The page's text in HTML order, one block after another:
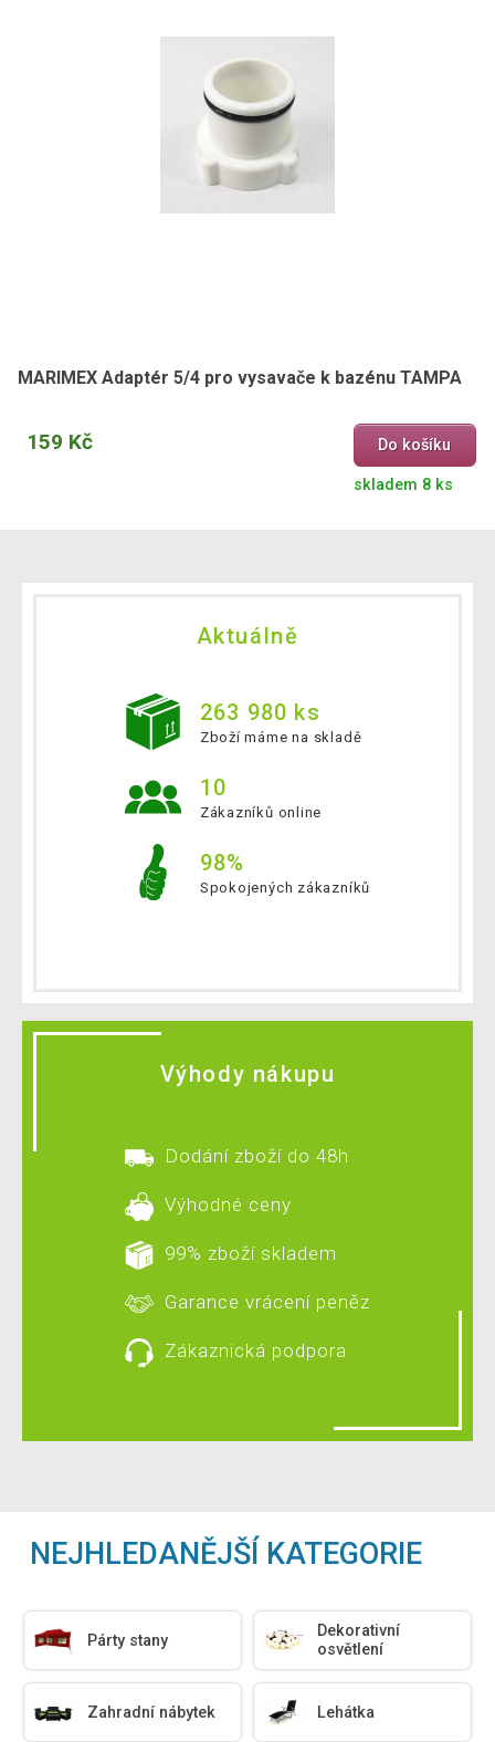
MARIMEX Adaptér 5/4 pro vysavače k bazénu TAMPA
159 Kč Do košíku
skladem 8 ks
Aktuálně
263 980 ks
Zboží máme na skladě
10
Zákazníků online
98%
Spokojených zákazníků
Výhody nákupu
Dodání zboží do 48h
Výhodné ceny
99% zboží skladem
Garance vrácení peněz
Zákaznická podpora
NEJHLEDANĚJŠÍ KATEGORIE
Párty stany
Dekorativní
osvětlení
Zahradní nábytek Lehátka